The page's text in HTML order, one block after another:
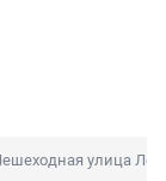
улица